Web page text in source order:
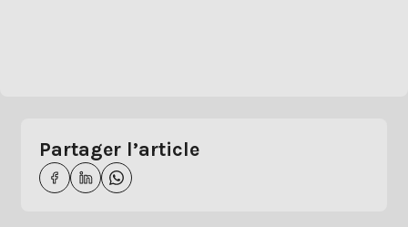
Partager l’article